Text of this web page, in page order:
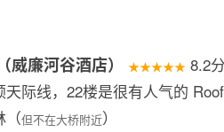
廉河谷酒店） ★★★★★ 8.2
际线，22楼是很有人气的
（但不在大桥附近）